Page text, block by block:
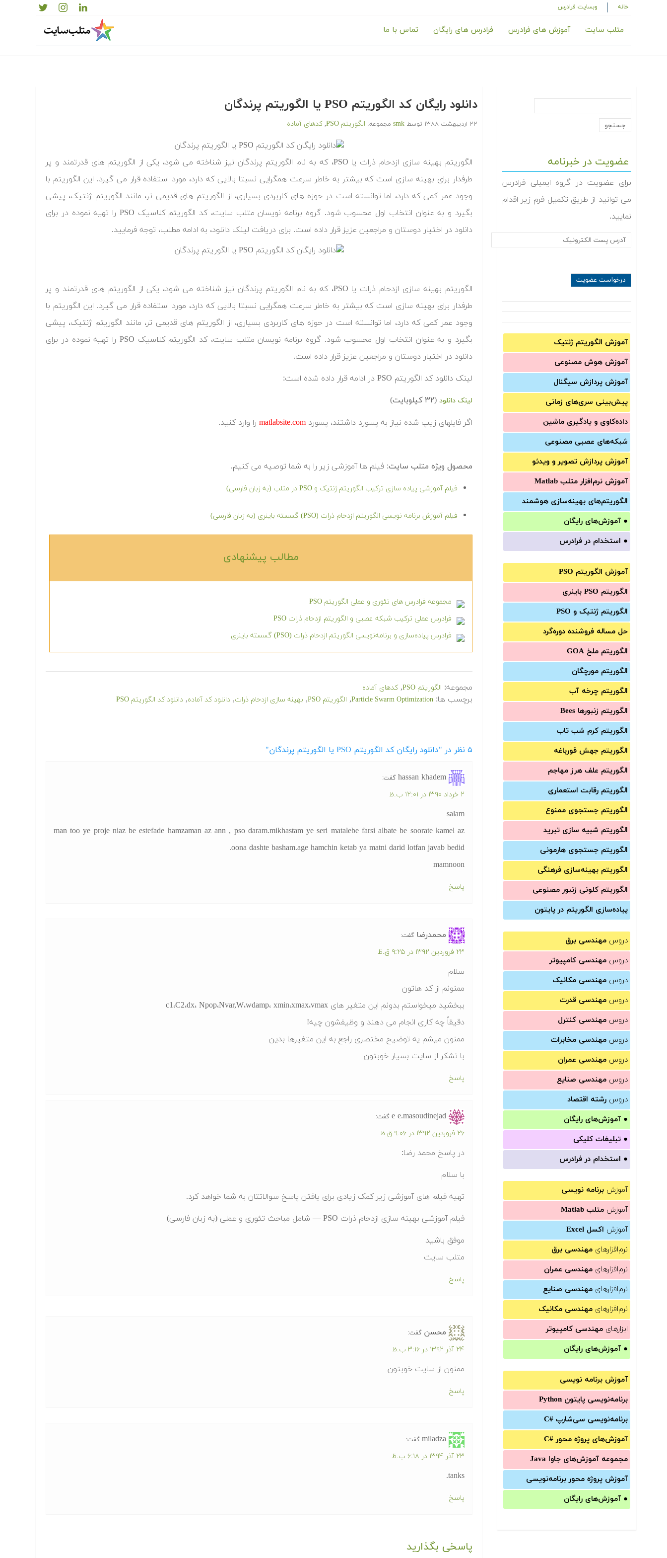
خانه وبسایت فرادرس
متلب سایت آموزش های فرادرس فرادرس های رایگان تماس با ما
عضویت در خبرنامه
برای عضویت در گروه ایمیلی فرادرس
می توانید از طریق تکمیل فرم زیر اقدام
نمایید.
آموزش الگوریتم ژنتیک
آموزش‌ هوش مصنوعی
آموزش‌ پردازش سیگنال
پیش‌‌بینی سری‌‌های زمانی
داده‌کاوی و یادگیری ماشین
شبکه‌های عصبی مصنوعی
آموزش‌ پردازش تصویر و ویدئو
آموزش‌ نرم‌افزار متلب Matlab
الگوریتم‌های بهینه‌سازی هوشمند
● آموزش‌های رایگان
● استخدام در فرادرس
آموزش الگوریتم PSO
الگوریتم PSO باینری
الگوریتم ژنتیک و PSO
حل مساله فروشنده دوره‌گرد
الگوریتم ملخ GOA
الگوریتم مورچگان
الگوریتم چرخه آب
الگوریتم زنبورها Bees
الگوریتم کرم شب تاب
الگوریتم جهش قورباغه
الگوریتم علف هرز مهاجم
الگوریتم رقابت استعماری
الگوریتم جستجوی ممنوع
الگوریتم شبیه سازی تبرید
الگوریتم جستجوی هارمونی
الگوریتم بهینه‌سازی فرهنگی
الگوریتم کلونی زنبور مصنوعی
پیاده‌سازی الگوریتم در پایتون
دروس مهندسی برق
دروس مهندسی کامپیوتر
دروس مهندسی مکانیک
دروس مهندسی قدرت
دروس مهندسی کنترل
دروس مهندسی مخابرات
دروس مهندسی عمران
دروس مهندسی صنایع
دروس رشته اقتصاد
● آموزش‌های رایگان
● تبلیغات کلیکی
● استخدام در فرادرس
آموزش برنامه نویسی
آموزش متلب Matlab
آموزش اکسل Excel
نرم‌افزارهای مهندسی برق
نرم‌افزارهای مهندسی عمران
نرم‌افزارهای مهندسی صنایع
نرم‌افزارهای مهندسی مکانیک
ابزارهای مهندسی کامپیوتر
● آموزش‌های رایگان
آموزش برنامه نویسی
برنامه‌نویسی پایتون Python
برنامه‌‌نویسی سی‌شارپ C#‎
آموزش‌های پروژه محور #C
مجموعه آموزش‌های جاوا Java
آموزش‌ پروژه محور برنامه‌نویسی
● آموزش‌های رایگان
دانلود رایگان کد الگوریتم PSO یا الگوریتم پرندگان
۲۲ اردیبهشت ۱۳۸۸ توسط smk مجموعه: الگوریتم PSO ,کدهای آماده
الگوریتم بهینه سازی ازدحام ذرات یا PSO، که به نام الگوریتم پرندگان نیز شناخته می شود، یکی از الگوریتم های قدرتمند و پر
طرفدار برای بهینه سازی است که بیشتر به خاطر سرعت همگرایی نسبتا بالایی که دارد، مورد استفاده قرار می گیرد. این الگوریتم با
وجود عمر کمی که دارد، اما توانسته است در حوزه های کاربردی بسیاری، از الگوریتم های قدیمی تر، مانند الگوریتم ژنتیک، پیشی
بگیرد و به عنوان انتخاب اول محسوب شود. گروه برنامه نویسان متلب سایت، کد الگوریتم کلاسیک PSO را تهیه نموده در برای
دانلود در اختیار دوستان و مراجعین عزیز قرار داده است. برای دریافت لینک دانلود، به ادامه مطلب، توجه فرمایید.
الگوریتم بهینه سازی ازدحام ذرات یا PSO، که به نام الگوریتم پرندگان نیز شناخته می شود، یکی از الگوریتم های قدرتمند و پر
طرفدار برای بهینه سازی است که بیشتر به خاطر سرعت همگرایی نسبتا بالایی که دارد، مورد استفاده قرار می گیرد. این الگوریتم با
وجود عمر کمی که دارد، اما توانسته است در حوزه های کاربردی بسیاری، از الگوریتم های قدیمی تر، مانند الگوریتم ژنتیک، پیشی
بگیرد و به عنوان انتخاب اول محسوب شود. گروه برنامه نویسان متلب سایت، کد الگوریتم کلاسیک PSO را تهیه نموده در برای
دانلود در اختیار دوستان و مراجعین عزیز قرار داده است.
لینک دانلود کد الگوریتم PSO در ادامه قرار داده شده است:
لینک دانلود (۳۲ کیلوبایت)
اگر فایلهای زیپ شده نیاز به پسورد داشتند، پسورد matlabsite.com را وارد کنید.
محصول ویژه متلب سایت: فیلم ها آموزشی زیر را به شما توصیه می کنیم.
فیلم آموزشی پیاده سازی ترکیب الگوریتم ژنتیک و PSO در متلب (به زبان فارسی)
فیلم آموزش برنامه نویسی الگوریتم ازدحام ذرات (PSO) گسسته باینری (به زبان فارسی)
مطالب پیشنهادی‎
مجموعه فرادرس های تئوری و عملی الگوریتم PSO
فرادرس عملی ترکیب شبکه عصبی و الگوریتم ازدحام ذرات PSO
فرادرس پیاده‌سازی و برنامه‌نویسی الگوریتم ازدحام ذرات (PSO) گسسته باینری
مجموعه: الگوریتم PSO ,کدهای آماده
برچسب ها: Particle Swarm Optimization
, الگوریتم PSO , بهینه سازی ازدحام ذرات, دانلود کد آماده, دانلود کد الگوریتم PSO
۵ نظر در "دانلود رایگان کد الگوریتم PSO یا الگوریتم پرندگان"
hassan khadem گفت:
۲ خرداد ۱۳۹۰ در ۱۲:۰۱ ب.ظ
salam
man too ye proje niaz be estefade hamzaman az ann , pso daram.mikhastam ye seri matalebe farsi albate be soorate kamel az
oona dashte basham.age hamchin ketab ya matni darid lotfan javab bedid.
mamnoon
پاسخ
محمدرضا گفت:
۲۳ فروردین ۱۳۹۲ در ۹:۲۵ ق.ظ
سلام
ممنونم از کد هاتون
ببخشید میخواستم بدونم این متغیر های c1،C2،dx، Npop،Nvar,W،wdamp، xmin،xmax،vmax
دقیقاً چه کاری انجام می دهند و وظیفشون چیه!
ممنون میشم یه توضیح مختصری راجع به این متغیرها بدین
با تشکر از سایت بسیار خوبتون
پاسخ
e e.masoudinejad گفت:
۲۶ فروردین ۱۳۹۲ در ۹:۰۶ ق.ظ
در پاسخ محمد رضا:
با سلام
تهیه فیلم های آموزشی زیر کمک زیادی برای یافتن پاسخ سوالاتتان به شما خواهد کرد.
فیلم آموزشی بهینه سازی ازدحام ذرات PSO — شامل مباحث تئوری و عملی (به زبان فارسی)
موفق باشید
متلب سایت
پاسخ
محسن گفت:
۲۴ آذر ۱۳۹۲ در ۳:۱۶ ب.ظ
ممنون از سایت خوبتون
پاسخ
miladza گفت:
۲۳ آذر ۱۳۹۴ در ۶:۱۸ ب.ظ
tanks.
پاسخ
پاسخی بگذارید